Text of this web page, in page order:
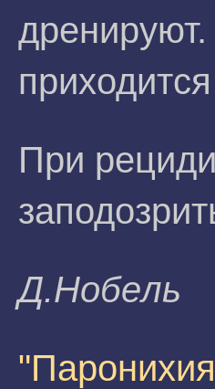
дренируют.
При
Д.Hoбeль